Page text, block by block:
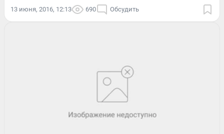
13 июня, 2016, 12:13 690 Обсудить